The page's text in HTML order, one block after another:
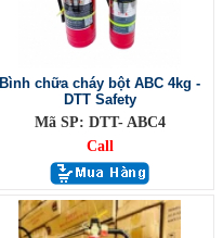
Bình chữa cháy bột ABC 4kg -
DTT Safety
Mã SP: DTT- ABC4
Call